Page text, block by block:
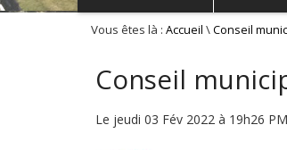
Vous êtes là : Accueil \Conseil
Conseil
Le jeudi 03 Fév 2022 à 19h26 PM